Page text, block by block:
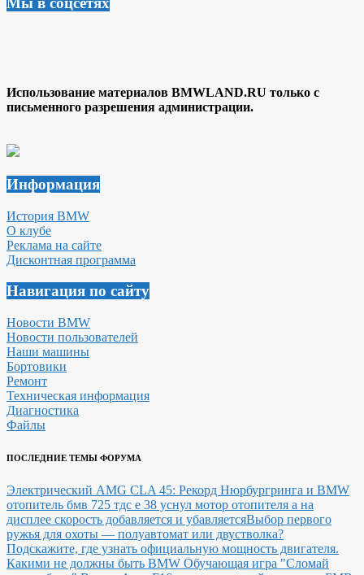
Использование материалов BMWLAND.RU только с
письменного разрешения администрации.
Информация
История BMW
О клубе
Реклама на сайте
Дисконтная программа
Навигация по сайту
Новости BMW
Новости пользователей
Наши машины
Бортовики
Ремонт
Техническая информация
Диагностика
Файлы
ПОСЛЕДНИЕ ТЕМЫ ФОРУМА
Электрический AMG CLA 45: Рекорд Нюрбургринга и BMW
отопитель бмв 725 тдс е 38 уснул мотор отопителя а на
дисплее скорость добавляется и убавляетсяВыбор первого
ружья для охоты — полуавтомат или двустволка?
Подскажите, где узнать официальную мощность двигателя.
Какими не должны быть BMW Обучающая игра "Сломай